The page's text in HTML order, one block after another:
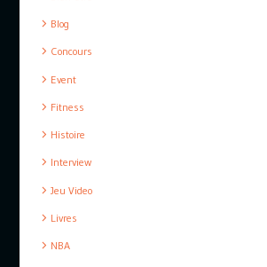
Blog
Concours
Event
Fitness
Histoire
Interview
Jeu Video
Livres
NBA